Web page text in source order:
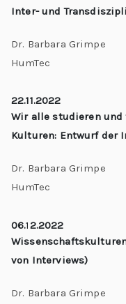
Inter- und
Dr. Barbara Grimpe
HumTec
22.11.2022
Wir alle studieren
Kulturen: Entwurf der
Dr. Barbara Grimpe
HumTec
06.12.2022
von Interviews)
Dr. Barbara Grimpe